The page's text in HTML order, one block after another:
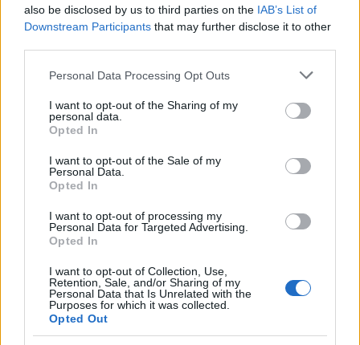
also be disclosed by us to third parties on the IAB’s List of
Downstream Participants that may further disclose it to other
Please note that this website/app uses one or more Google
not limited to your visit or usage behaviour. You may click to
grant or deny consent to Google and its third-party tags to
use your data for below specified purposes in below Google
consent section.
Personal Data Processing Opt Outs
I want to opt-out of the Sharing of my
personal data.
Opted In
I want to opt-out of the Sale of my
Personal Data.
Opted In
I want to opt-out of processing my
Personal Data for Targeted Advertising.
Opted In
I want to opt-out of Collection, Use,
Retention, Sale, and/or Sharing of my
Personal Data that Is Unrelated with the
Purposes for which it was collected.
Opted Out